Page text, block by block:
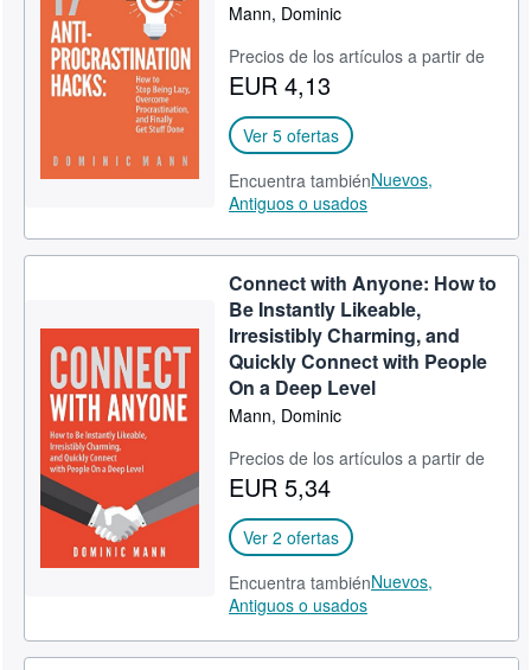
Mann, Dominic
Precios de los artículos a partir de
EUR 4,13
Ver 5 ofertas
Encuentra tambiénNuevos,
Antiguos o usados
Connect with Anyone: How to
Be Instantly Likeable,
Irresistibly Charming, and
Quickly Connect with People
On a Deep Level
Mann, Dominic
Precios de los artículos a partir de
EUR 5,34
Ver 2 ofertas
Encuentra tambiénNuevos,
Antiguos o usados